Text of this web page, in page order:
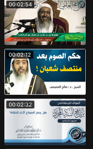
00:02:54
00:02:12
00:02:32